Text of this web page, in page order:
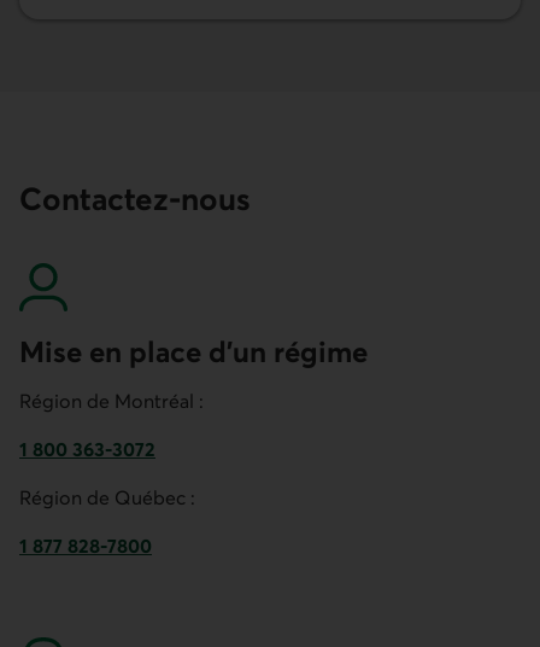
Contactez-nous
Mise en place d’un régime
Région de Montréal :
1 800 363-3072
Région de Québec :
1 877 828-7800